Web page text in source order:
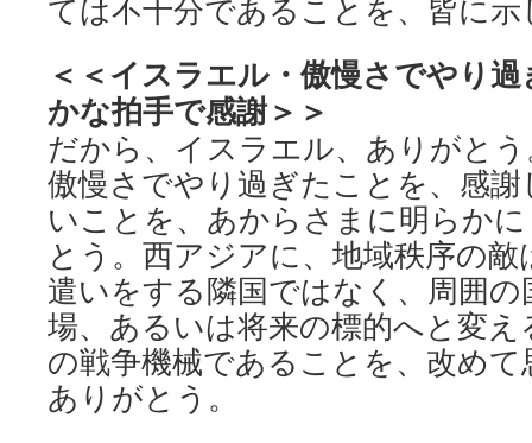
ては不十分であることを、皆に示
＜＜イスラエル・傲慢さでやり
かな拍手で感謝＞＞
だから、イスラエル、ありがと
傲慢さでやり過ぎたことを、感
いことを、あからさまに明らか
とう。西アジアに、地域秩序の
遣いをする隣国ではなく、周囲の
場、あるいは将来の標的へと変え
の戦争機械であることを、改め
ありがとう。